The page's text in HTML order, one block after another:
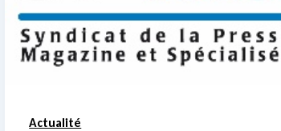
Actualité